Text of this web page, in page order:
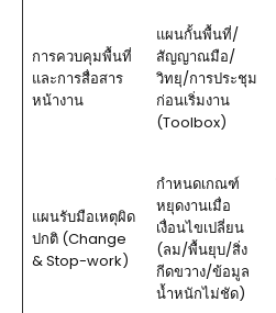
การควบคุมพื้นที่
และการสื่อสาร
หน้างาน
แผนกั้นพื้นที่/
สัญญาณมือ/
วิทยุ/การประชุม
ก่อนเริ่มงาน
(Toolbox)
แผนรับมือเหตุผิด
ปกติ (Change
& Stop-work)
กำหนดเกณฑ์
หยุดงานเมื่อ
เงื่อนไขเปลี่ยน
(ลม/พื้นยุบ/สิ่ง
กีดขวาง/ข้อมูล
น้ำหนักไม่ชัด)